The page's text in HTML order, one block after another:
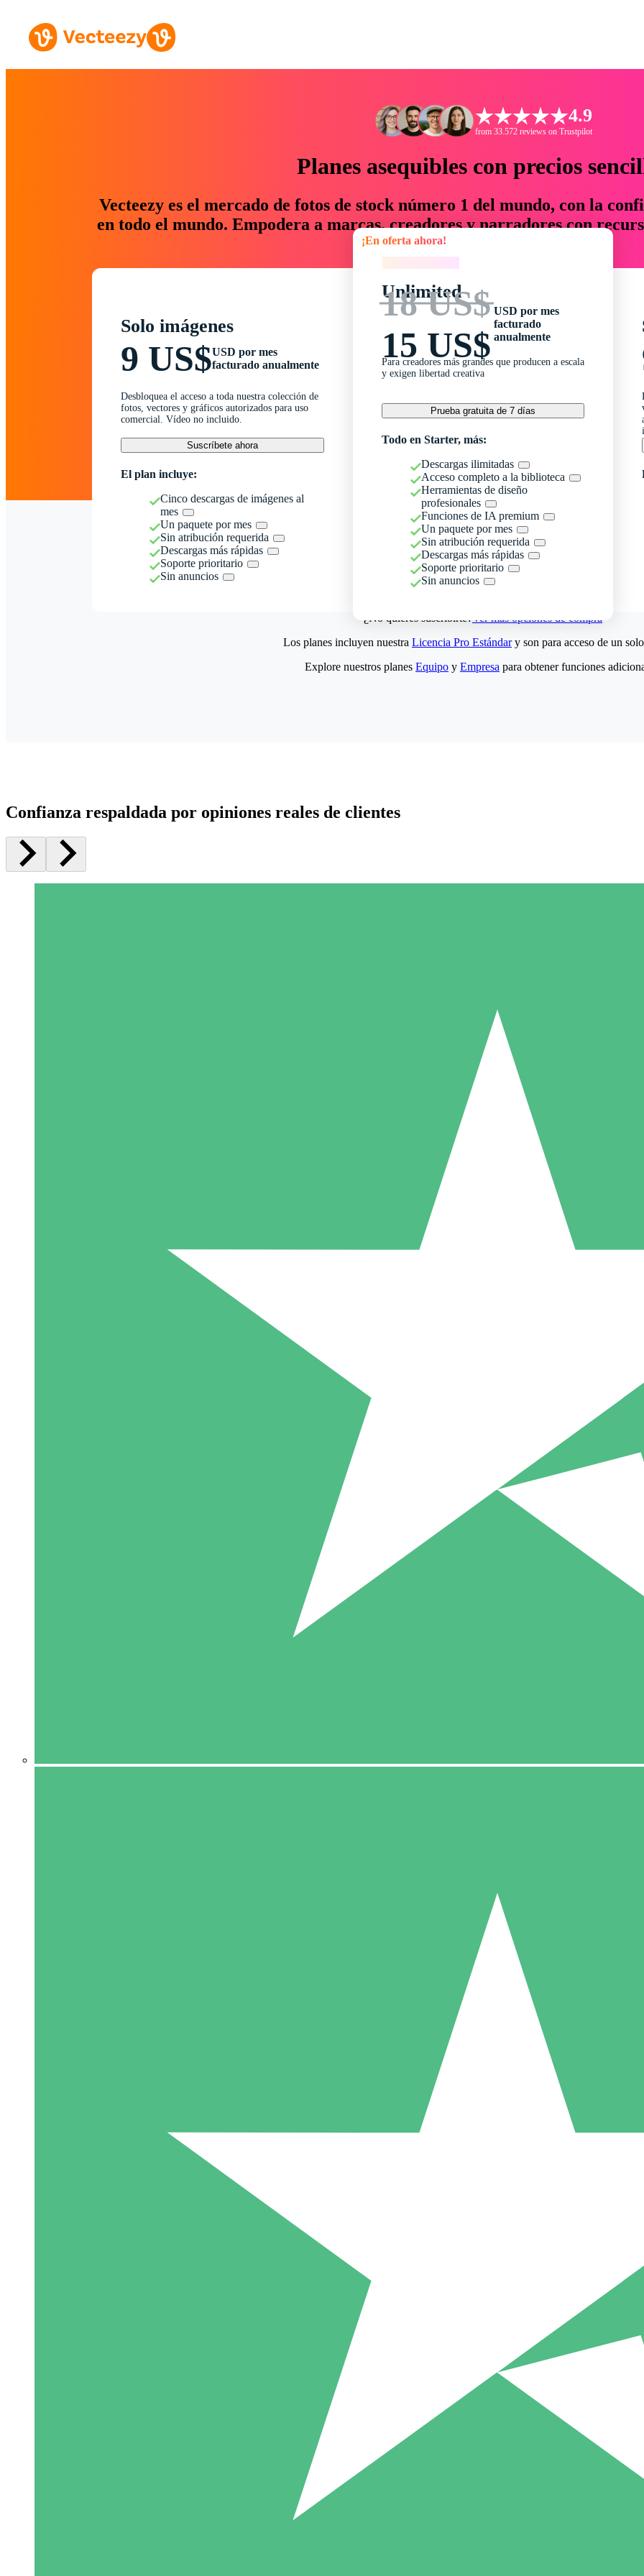
4.9
from 33.572 reviews on Trustpilot
Planes asequibles con precios
Vecteezy es el mercado de fotos de stock número 1 del mundo, con la
en todo el mundo. Empodera a marcas, creadores y narradores con
un 76 % en tiempo y presupuesto.
Solo imágenes
9 US$USD por mes
facturado anualmente
Desbloquea el acceso a toda nuestra colección de
fotos, vectores y gráficos autorizados para uso
comercial. Vídeo no incluido.
Suscríbete ahora
El plan incluye:
Cinco descargas de imágenes al
mes
Un paquete por mes
Sin atribución requerida
Descargas más rápidas
Soporte prioritario
Sin anuncios
¡En oferta ahora!
Unlimited
18 US$
15 US$
USD por mes
facturado
anualmente
Para creadores más grandes que producen a escala
y exigen libertad creativa
Prueba gratuita de 7 días
Todo en Starter, más:
Descargas ilimitadas
Acceso completo a la biblioteca
Herramientas de diseño
profesionales
Funciones de IA premium
Un paquete por mes
Sin atribución requerida
Descargas más rápidas
Soporte prioritario
Sin anuncios
¿No quieres suscribirte?Ver más opciones de compra
5 Descargas
15
Los planes incluyen nuestra Licencia Pro Estándary son para acceso de un
Explore nuestros planes Equipo y Empresa para obtener funciones
Confianza respaldada por opiniones reales de clientes